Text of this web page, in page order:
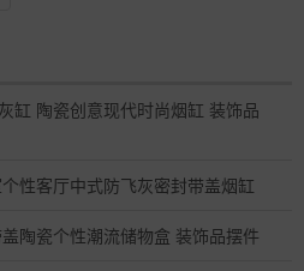
缸 陶瓷创意现代时尚烟缸 装饰品
性客厅中式防飞灰密封带盖烟缸
陶瓷个性潮流储物盒 装饰品摆件